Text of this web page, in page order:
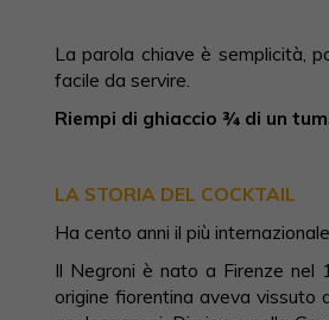
La parola chiave è semplicità,
facile da servire.
Riempi di ghiaccio ¾ di un
LA STORIA DEL COCKTAIL
Ha cento anni il più
Il Negroni è nato a Firenze nel
origine fiorentina aveva vissuto